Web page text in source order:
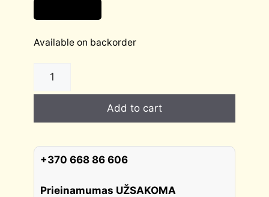
Available on backorder
PRESTON
lauko
durys
Add to cart
+370 668 86 606
Prieinamumas UŽSAKOMA